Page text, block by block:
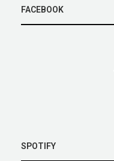
FACEBOOK
SPOTIFY